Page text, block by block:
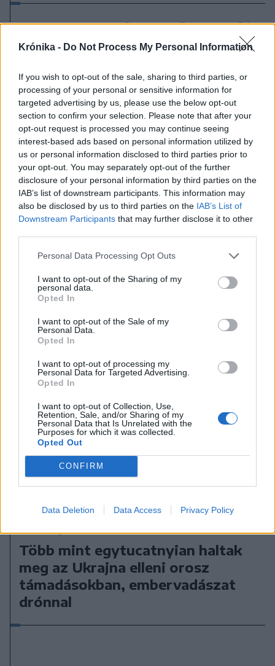
Krónika - Do Not Process My Personal Information
If you wish to opt-out of the sale, sharing to third parties, or
processing of your personal or sensitive information for
targeted advertising by us, please use the below opt-out
section to confirm your selection. Please note that after your
opt-out request is processed you may continue seeing
interest-based ads based on personal information utilized by
us or personal information disclosed to third parties prior to
your opt-out. You may separately opt-out of the further
disclosure of your personal information by third parties on the
IAB’s list of downstream participants. This information may
also be disclosed by us to third parties on the IAB’s List of
Downstream Participants that may further disclose it to other
Personal Data Processing Opt Outs
I want to opt-out of the Sharing of my
personal data.
Opted In
I want to opt-out of the Sale of my
Personal Data.
Opted In
I want to opt-out of processing my
Personal Data for Targeted Advertising.
Opted In
I want to opt-out of Collection, Use,
Retention, Sale, and/or Sharing of my
Personal Data that Is Unrelated with the
Purposes for which it was collected.
Opted Out
CONFIRM
Data Deletion Data Access Privacy Policy
2026. augusztus 05., szerda
és álinformációk vezettek a ceutai
migránsrohamhoz
Több mint egytucatnyian haltak
meg az Ukrajna elleni orosz
támadásokban, embervadászat
drónnal